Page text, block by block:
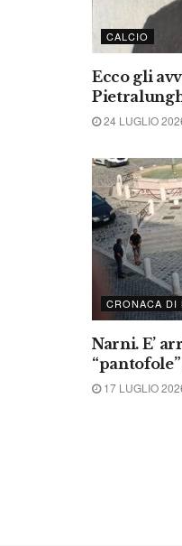
CALCIO
Ecco gli
24 LUGLIO
CRONACA DI
Narni. E’
17 LUGLIO